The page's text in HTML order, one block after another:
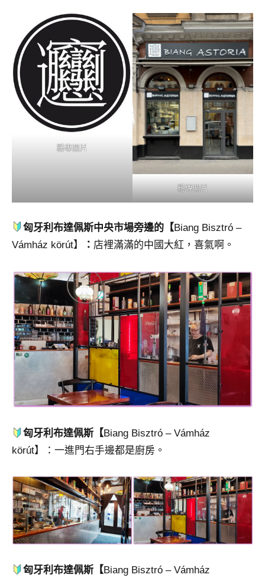
粉專照片
粉專照片
匈牙利布達佩斯中央市場旁邊的【Biang Bisztró –
Vámház körút】
： 店裡滿滿的中國大紅，喜氣啊。
匈牙利布達佩斯【Biang Bisztró – Vámház
körút】：一進門右手邊都是廚房。
匈牙利布達佩斯【Biang Bisztró – Vámház